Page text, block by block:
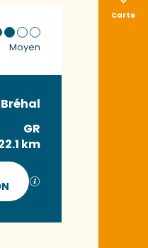
Carte
Moyen
Bréhal
GR
km